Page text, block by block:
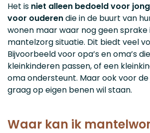
Het is niet alleen bedoeld voor
voor ouderendie in de buurt van
wonen maar waar nog geen sprake
mantelzorg situatie. Dit biedt veel
Bijvoorbeeld voor opa’s en oma’s
kleinkinderen passen, of een
oma ondersteunt. Maar ook voor
graag op eigen benen wil staan.
Waar kan ik